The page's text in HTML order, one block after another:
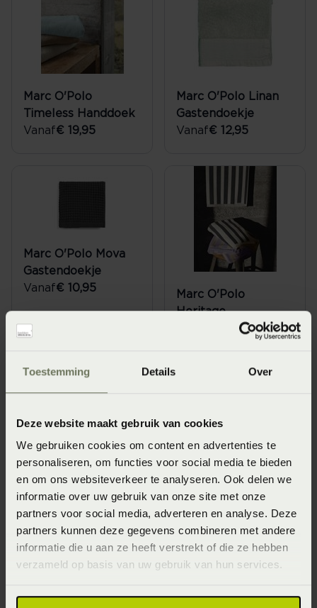
Toestemming Details Over
Deze website maakt gebruik van cookies
We gebruiken cookies om content en advertenties te
personaliseren, om functies voor social media te bieden
en om ons websiteverkeer te analyseren. Ook delen we
informatie over uw gebruik van onze site met onze
partners voor social media, adverteren en analyse. Deze
partners kunnen deze gegevens combineren met andere
informatie die u aan ze heeft verstrekt of die ze hebben
verzameld op basis van uw gebruik van hun services.
Marc O'Polo
Timeless Handdoek
Vanaf€ 19,95
Marc O'Polo Linan
Gastendoekje
Vanaf€ 12,95
Marc O'Polo Mova
Gastendoekje
Vanaf€ 10,95
Marc O'Polo
Heritage
Gastendoek
Marc O'Polo
Timeless
Gastendoek
Vanaf€ 9,95
Marc O'Polo
Timeless Washand
Vanaf€ 5,95